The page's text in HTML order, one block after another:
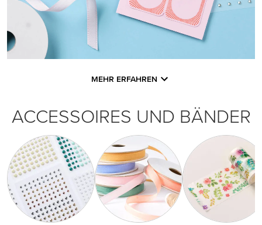
MEHR ERFAHREN
ACCESSOIRES UND BÄNDER